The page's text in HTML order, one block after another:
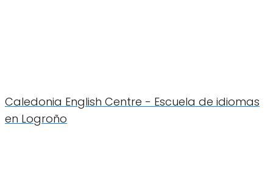
Caledonia English Centre - Escuela de idiomas
en Logroño